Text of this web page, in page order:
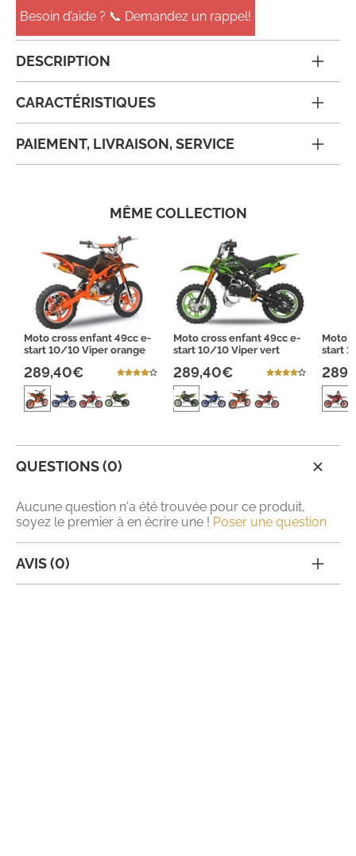
Besoin d’aide ? 📞 Demandez un rappel!
DESCRIPTION
CARACTÉRISTIQUES
PAIEMENT, LIVRAISON, SERVICE
MÊME COLLECTION
Moto cross enfant 49cc e-
start 10/10 Viper orange
289,40€
Moto cross enfant 49cc e-
start 10/10 Viper vert
289,40€
Moto
start
QUESTIONS (0)
Aucune question n'a été trouvée pour ce produit,
soyez le premier à en écrire une ! Poser une question
AVIS (0)